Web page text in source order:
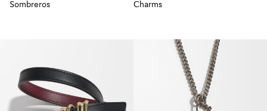
Sombreros Charms